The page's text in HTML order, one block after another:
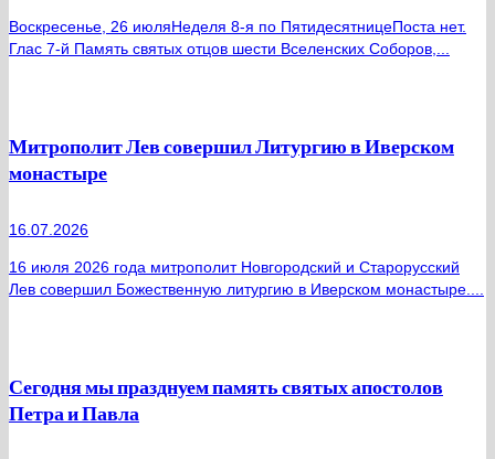
Воскресенье, 26 июляНеделя 8-я по ПятидесятницеПоста нет.
Глас 7-й Память святых отцов шести Вселенских Соборов,...
Митрополит Лев совершил Литургию в Иверском
монастыре
16.07.2026
16 июля 2026 года митрополит Новгородский и Старорусский
Лев совершил Божественную литургию в Иверском монастыре....
Сегодня мы празднуем память святых апостолов
Петра и Павла